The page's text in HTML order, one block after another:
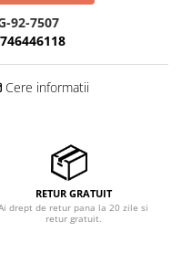
92-7507
Cere informatii
RETUR GRATUIT
drept de retur pana la 20 zile si
retur gratuit.